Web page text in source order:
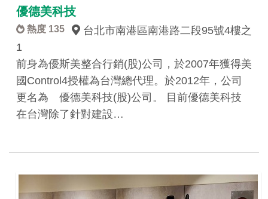
優德美科技
熱度 135
台北市南港區南港路二段95號4樓之
1
前身為優斯美整合行銷(股)公司，於2007年獲得美
國Control4授權為台灣總代理。於2012年，公司
更名為 優德美科技(股)公司。 目前優德美科技
在台灣除了針對建設…